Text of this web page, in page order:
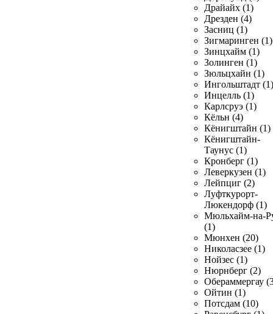
Драйайх (1)
Дрезден (4)
Засниц (1)
Зигмаринген (1)
Зинцхайм (1)
Золинген (1)
Зюльцхайн (1)
Ингольштадт (1)
Инцелль (1)
Карлсруэ (1)
Кёльн (4)
Кёнигштайн (1)
Кёнигштайн-
Таунус (1)
Кронберг (1)
Леверкузен (1)
Лейпциг (2)
Луфткурорт-
Люкендорф (1)
Мюльхайм-на-
(1)
Мюнхен (20)
Николасзее (1)
Нойзес (1)
Нюрнберг (2)
Обераммергау
Ойтин (1)
Потсдам (10)